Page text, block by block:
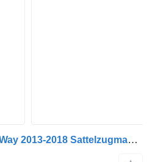
Tür für IVECO Stralis Hi-Way 2013-2018 Sattelzugmaschine